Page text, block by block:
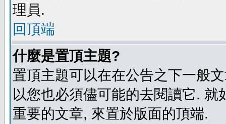
理員.
回頂端
什麼是置頂主題?
置頂主題可以在在公告之下一般
以您也必須儘可能的去閱讀它.
重要的文章, 來置於版面的頂端.